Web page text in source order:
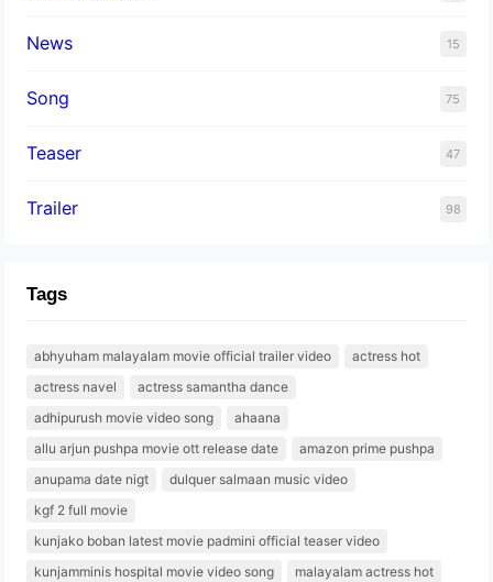
News 15
Song 75
Teaser 47
Trailer 98
Tags
abhyuham malayalam movie official trailer video
actress hot
actress navel
actress samantha dance
adhipurush movie video song
ahaana
allu arjun pushpa movie ott release date
amazon prime pushpa
anupama date nigt
dulquer salmaan music video
kgf 2 full movie
kunjako boban latest movie padmini official teaser video
kunjamminis hospital movie video song
malayalam actress hot